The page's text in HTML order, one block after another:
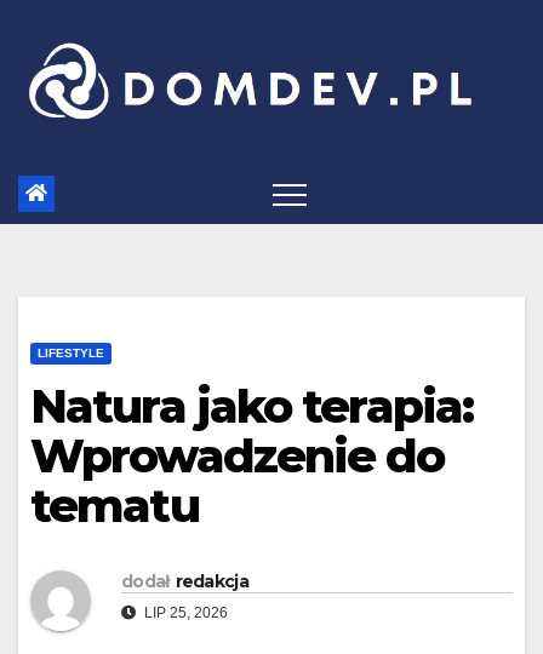
content
LIFESTYLE
Natura jako terapia:
Wprowadzenie do
tematu
dodał redakcja
LIP 25, 2026